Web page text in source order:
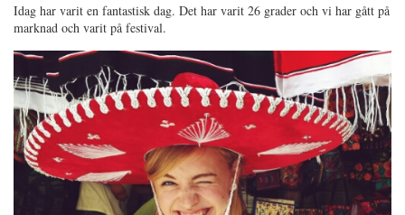
Idag har varit en fantastisk dag. Det har varit 26 grader och vi har gått på
marknad och varit på festival.